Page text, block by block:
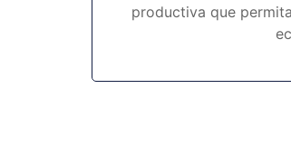
productiva que